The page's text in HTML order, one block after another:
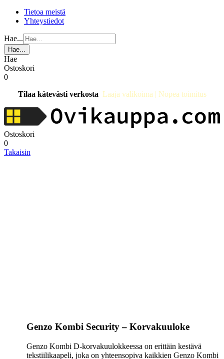
Tietoa meistä
Yhteystiedot
Hae...
Hae...
Hae
Ostoskori
0
Tilaa kätevästi verkosta Laaja valikoima | Nopea toimitus
Ostoskori
0
Takaisin
Genzo Kombi Security – Korvakuuloke
Genzo Kombi D-korvakuulokkeessa on erittäin kestävä
tekstiilikaapeli, joka on yhteensopiva kaikkien Genzo Kombi